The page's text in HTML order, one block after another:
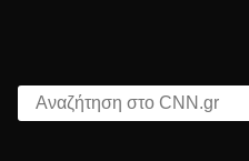
Αναζήτηση στο CNN.gr